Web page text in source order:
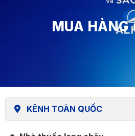
MUA HÀNG
KÊNH TOÀN QUỐC